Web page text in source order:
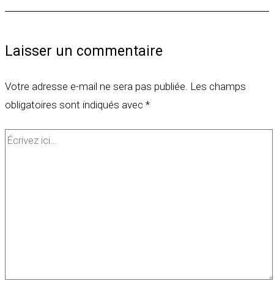
Laisser un commentaire
Votre adresse e-mail ne sera pas publiée. Les champs
obligatoires sont indiqués avec *
Écrivez